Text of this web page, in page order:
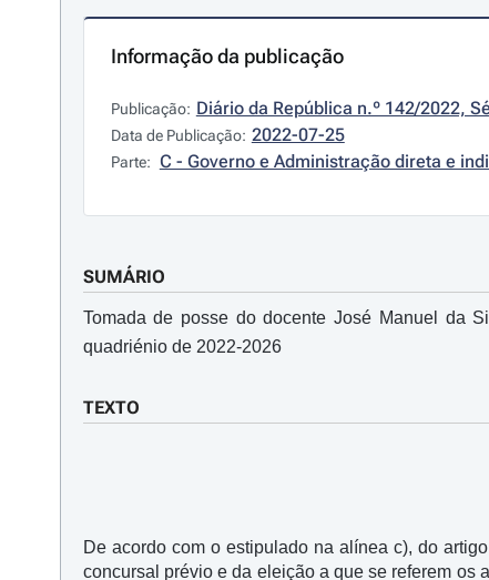
Informação da publicação
Publicação: Diário da República n.º 142/2022,
Data de Publicação: 2022-07-25
Parte: C - Governo e Administração direta e
SUMÁRIO
Tomada de posse do docente José Manuel da
quadriénio de 2022-2026
TEXTO
De acordo com o estipulado na alínea c), do artigo
concursal prévio e da eleição a que se referem os